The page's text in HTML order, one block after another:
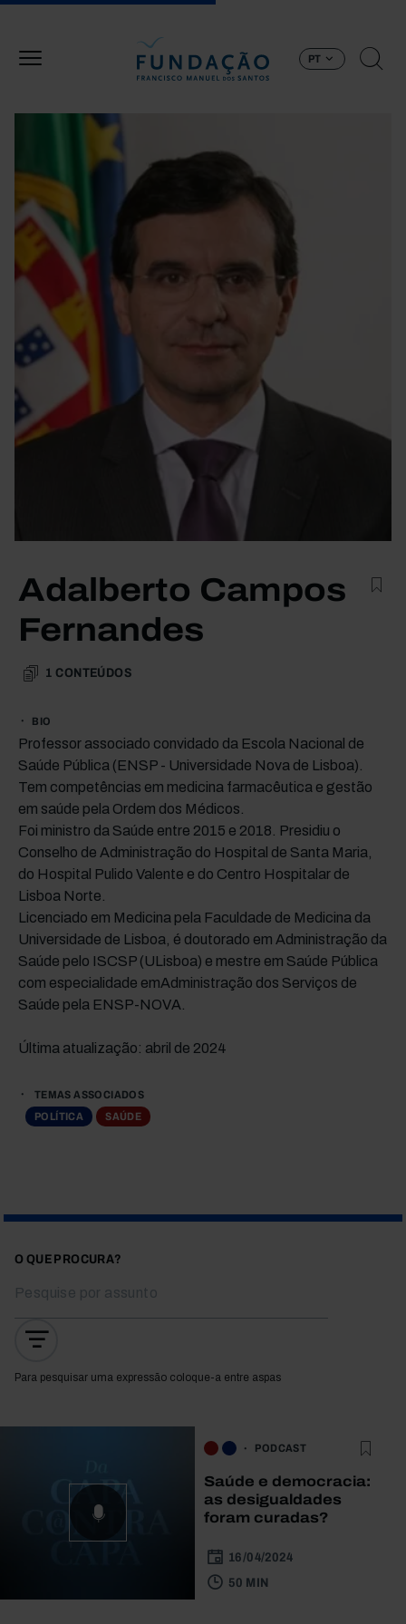
PT
Adalberto Campos
Fernandes
1 CONTEÚDOS
BIO
Professor associado convidado da Escola Nacional de
Saúde Pública (ENSP - Universidade Nova de Lisboa).
Tem competências em medicina farmacêutica e gestão
em saúde pela Ordem dos Médicos.
Foi ministro da Saúde entre 2015 e 2018. Presidiu o
Conselho de Administração do Hospital de Santa Maria,
do Hospital Pulido Valente e do Centro Hospitalar de
Lisboa Norte.
Licenciado em Medicina pela Faculdade de Medicina da
Universidade de Lisboa, é doutorado em Administração da
Saúde pelo ISCSP (ULisboa) e mestre em Saúde Pública
com especialidade emAdministração dos Serviços de
Saúde pela ENSP-NOVA.
Última atualização: abril de 2024
TEMAS ASSOCIADOS
POLÍTICA
SAÚDE
O QUE PROCURA?
Para pesquisar uma expressão coloque-a entre aspas
PODCAST
Saúde e democracia:
as desigualdades
foram curadas?
16/04/2024
50 MIN